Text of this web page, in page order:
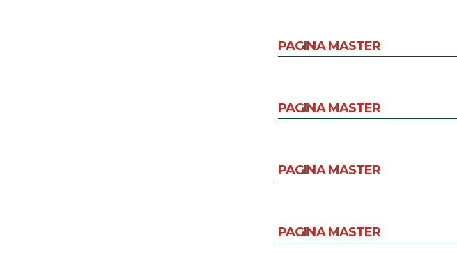
PAGINA MASTER
PAGINA MASTER
PAGINA MASTER
PAGINA MASTER